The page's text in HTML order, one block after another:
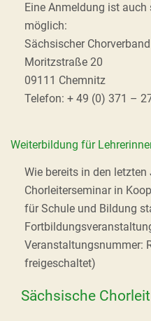
Eine Anmeldung ist
möglich:
Sächsischer Chorverband
Moritzstraße 20
09111 Chemnitz
Telefon: + 49 (0) 371 –
Weiterbildung für
Wie bereits in den
Chorleiterseminar in
für Schule und Bildung
Veranstaltungsnummer:
freigeschaltet)
Sächsische